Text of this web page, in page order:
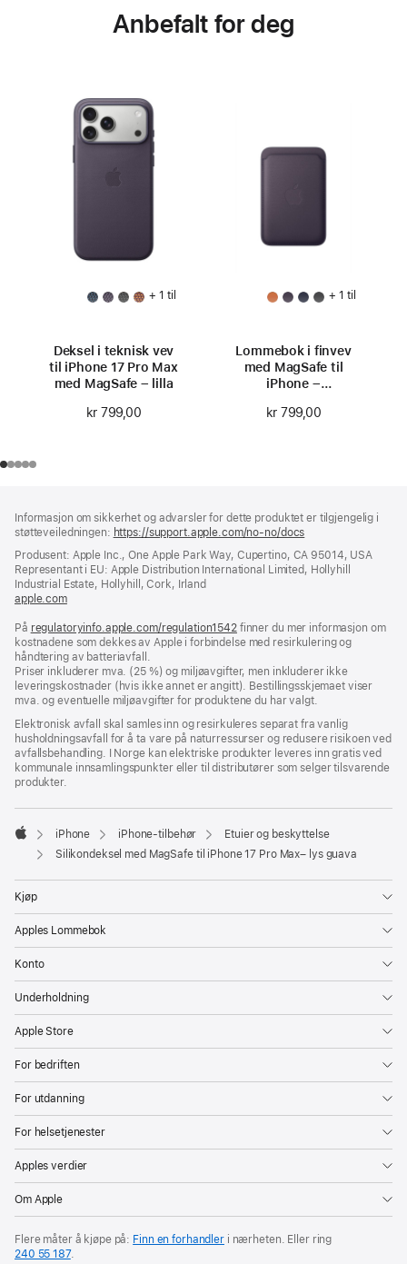
Anbefalt for deg
+ 1 til
Deksel i teknisk vev
til iPhone 17 Pro Max
med MagSafe – lilla
kr 799,00
+ 1 til
Lommebok i finvev
med MagSafe til
iPhone –
kr 799,00
Informasjon om sikkerhet og advarsler for dette produktet er tilgjengelig i
støtteveiledningen: https://support.apple.com/no-no/docs
nytt
vindu)
Produsent: Apple Inc., One Apple Park Way, Cupertino, CA 95014, USA
Representant i EU: Apple Distribution International Limited, Hollyhill
Industrial Estate, Hollyhill, Cork, Irland
apple.com(åpnes
nytt
vindu)
På regulatoryinfo.apple.com/regulation1542(åpnes
i
vindu)
finner du mer informasjon om
kostnadene som dekkes av Apple i forbindelse med resirkulering og
håndtering av batteriavfall.
Priser inkluderer mva. (25 %) og miljøavgifter, men inkluderer ikke
leveringskostnader (hvis ikke annet er angitt). Bestillingsskjemaet viser
mva. og eventuelle miljøavgifter for produktene du har valgt.
Elektronisk avfall skal samles inn og resirkuleres separat fra vanlig
husholdningsavfall for å ta vare på naturressurser og redusere risikoen ved
avfallsbehandling. I Norge kan elektriske produkter leveres inn gratis ved
kommunale innsamlingspunkter eller til distributører som selger tilsvarende
produkter.
Apple
iPhone iPhone-tilbehør
Etuier og beskyttelse
Silikondeksel med MagSafe til iPhone 17 Pro Max– lys guava
Kjøp
Apples Lommebok
Konto
Underholdning
Apple Store
For bedriften
For utdanning
For helsetjenester
Apples verdier
Om Apple
Flere måter å kjøpe på: Finn en forhandleri nærheten. Eller ring
240 55 187.